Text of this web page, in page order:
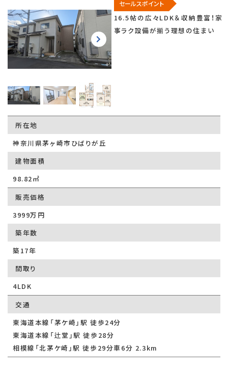
セールスポイント
16.5帖の広々LDK＆収納豊富！家
事ラク設備が揃う理想の住まい
所在地
神奈川県茅ヶ崎市ひばりが丘
建物面積
98.82㎡
販売価格
3999万円
築年数
築17年
間取り
4LDK
交通
東海道本線「茅ケ崎」駅 徒歩24分
東海道本線「辻堂」駅 徒歩28分
相模線「北茅ケ崎」駅 徒歩29分車6分 2.3km